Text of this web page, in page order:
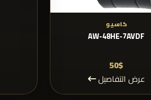
كاسيو
AW-48HE-7AVDF
50$
عرض التفاصيل